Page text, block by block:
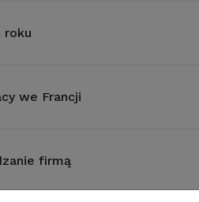
roku
we Francji
firmą